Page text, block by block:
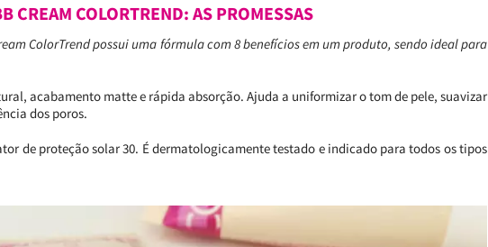
CREAM COLORTREND: AS PROMESSAS
ColorTrend possui uma fórmula com 8 benefícios em um produto, sendo ideal para
acabamento matte e rápida absorção. Ajuda a uniformizar o tom de pele, suavizar
dos poros.
de proteção solar 30. É dermatologicamente testado e indicado para todos os tipos